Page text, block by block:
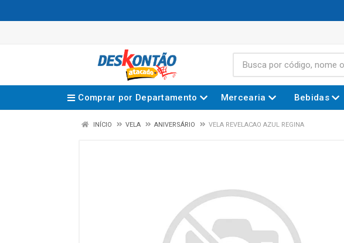
Comprar por Departamento Mercearia Bebidas
INÍCIO VELA ANIVERSÁRIO VELA REVELACAO AZUL REGINA